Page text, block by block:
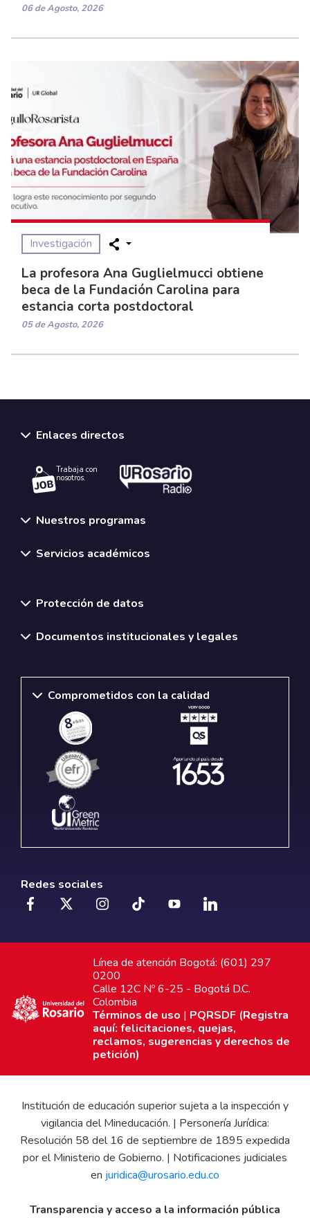
06 de Agosto, 2026
Investigación
La profesora Ana Guglielmucci obtiene
beca de la Fundación Carolina para
estancia corta postdoctoral
05 de Agosto, 2026
Enlaces directos
Trabaja con
nosotros.
Nuestros programas
Servicios académicos
Protección de datos
Documentos institucionales y legales
Comprometidos con la calidad
Redes sociales
Línea de atención Bogotá: (601) 297
0200
Calle 12C Nº 6-25 - Bogotá D.C.
Colombia
Términos de uso | PQRSDF (Registra
aquí: felicitaciones, quejas,
reclamos, sugerencias y derechos de
petición)
Institución de educación superior sujeta a la inspección y
vigilancia del Mineducación. | Personería Jurídica:
Resolución 58 del 16 de septiembre de 1895 expedida
por el Ministerio de Gobierno. | Notificaciones judiciales
en juridica@urosario.edu.co
Transparencia y acceso a la información pública